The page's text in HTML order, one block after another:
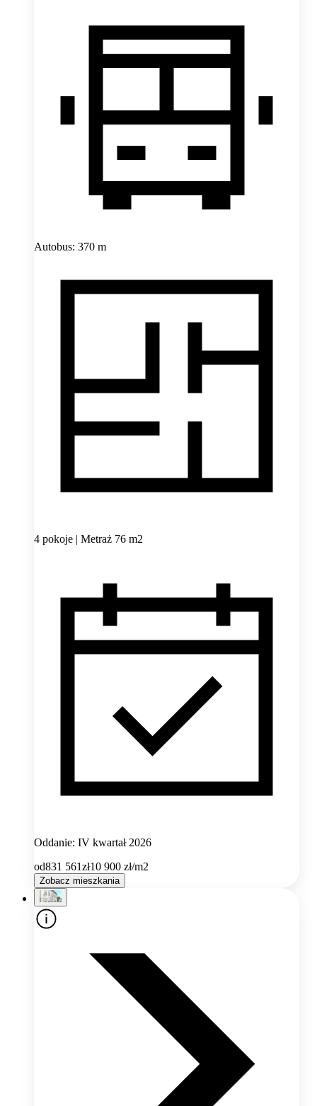
Autobus: 370 m
4 pokoje | Metraż 76 m2
Oddanie: IV kwartał 2026
od831 561zł10 900 zł/m2
Zobacz mieszkania